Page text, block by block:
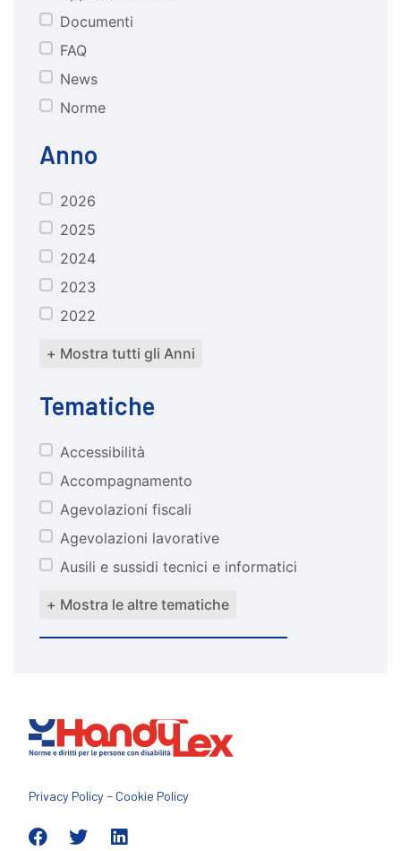
Documenti
FAQ
News
Norme
Anno
anno2026
2025
2024
2023
2022
+ Mostra tutti gli Anni
Tematiche
tematiche
Accessibilità
Accompagnamento
Agevolazioni fiscali
Agevolazioni lavorative
Ausili e sussidi tecnici e informatici
+ Mostra le altre tematiche
Privacy Policy– Cookie Policy